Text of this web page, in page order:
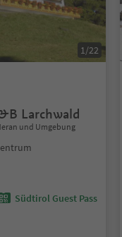
1/22
Larchwald
und Umgebung
Südtirol Guest Pass